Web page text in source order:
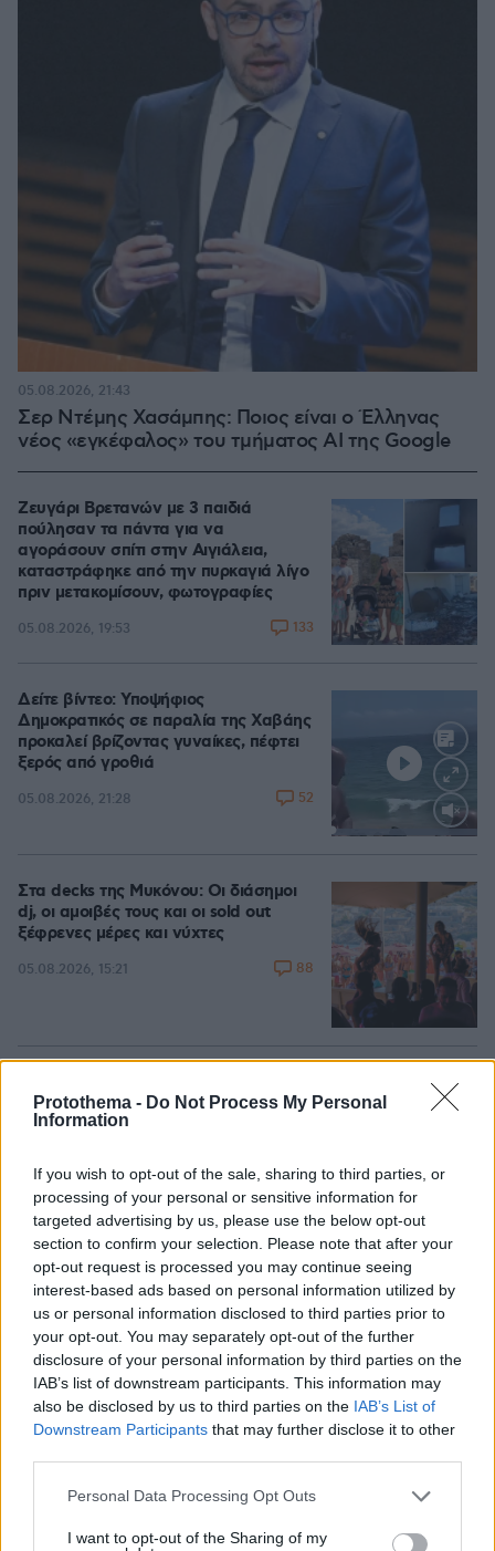
Protothema - Do Not Process My Personal
Information
If you wish to opt-out of the sale, sharing to third parties, or
processing of your personal or sensitive information for
targeted advertising by us, please use the below opt-out
section to confirm your selection. Please note that after your
opt-out request is processed you may continue seeing
interest-based ads based on personal information utilized by
us or personal information disclosed to third parties prior to
your opt-out. You may separately opt-out of the further
disclosure of your personal information by third parties on the
IAB’s list of downstream participants. This information may
also be disclosed by us to third parties on the IAB’s List of
Downstream Participants that may further disclose it to other
Please note that this website/app uses one or more Google
not limited to your visit or usage behaviour. You may click to
Personal Data Processing Opt Outs
I want to opt-out of the Sharing of my
Σερ Ντέμης Χασάμπης: Ποιος είναι ο Έλληνας
νέος «εγκέφαλος» του τμήματος AI της Google
05.08.2026, 21:43
Ζευγάρι Βρετανών με 3 παιδιά
πούλησαν τα πάντα για να
αγοράσουν σπίτι στην Αιγιάλεια,
καταστράφηκε από την πυρκαγιά λίγο
πριν μετακομίσουν, φωτογραφίες
05.08.2026, 19:53 133
Loaded
Δείτε βίντεο: Υποψήφιος
Δημοκρατικός σε παραλία της Χαβάης
προκαλεί βρίζοντας γυναίκες, πέφτει
ξερός από γροθιά
05.08.2026, 21:28 52
Στα decks της Μυκόνου: Οι διάσημοι
dj, οι αμοιβές τους και οι sold out
ξέφρενες μέρες και νύχτες
05.08.2026, 15:21 88
δολάρια θα κοστίσει ο στόλος της
κλάσης «Ντόναλντ Τραμπ»
Οι τρεις λόγοι που ο Κυριάκος
Μητσοτάκης πάει τις κάλπες για Μάιο
05.08.2026, 10:13 451
Αμπντούλ Ελ Σαγέντ: Ο
μουσουλμάνος γιατρός από το
Μίσιγκαν που κέρδισε το χρίσμα των
Δημοκρατικών, κόντρα στο ισχυρό